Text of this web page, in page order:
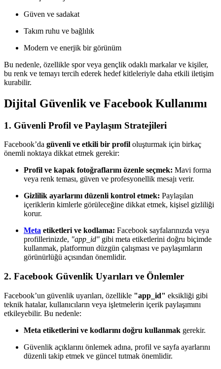
Güven ve sadakat
Takım ruhu ve bağlılık
Modern ve enerjik bir görünüm
Bu nedenle, özellikle spor veya gençlik odaklı markalar ve kişiler,
bu renk ve temayı tercih ederek hedef kitleleriyle daha etkili iletişim
kurabilir.
Dijital Güvenlik ve Facebook Kullanımı
1. Güvenli Profil ve Paylaşım Stratejileri
Facebook’da güvenli ve etkili bir profil oluşturmak için birkaç
önemli noktaya dikkat etmek gerekir:
Profil ve kapak fotoğraflarını özenle seçmek: Mavi forma
veya renk teması, güven ve profesyonellik mesajı verir.
Gizlilik ayarlarını düzenli kontrol etmek: Paylaşılan
içeriklerin kimlerle görüleceğine dikkat etmek, kişisel gizliliği
korur.
Meta etiketleri ve kodlama: Facebook sayfalarınızda veya
profillerinizde, "app_id" gibi meta etiketlerini doğru biçimde
kullanmak, platformun düzgün çalışması ve paylaşımların
görünürlüğü açısından önemlidir.
2. Facebook Güvenlik Uyarıları ve Önlemler
Facebook’un güvenlik uyarıları, özellikle "app_id" eksikliği gibi
teknik hatalar, kullanıcıların veya işletmelerin içerik paylaşımını
etkileyebilir. Bu nedenle:
Meta etiketlerini ve kodlarını doğru kullanmak gerekir.
Güvenlik açıklarını önlemek adına, profil ve sayfa ayarlarını
düzenli takip etmek ve güncel tutmak önemlidir.